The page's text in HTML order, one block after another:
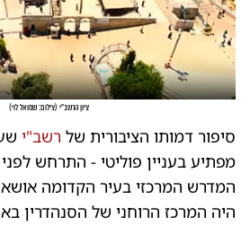
ציון הרשב"י (צילום: שמואל לוי)
סיפור דמותו הציבורית של רשב"י
המדרש המרכזי בעיר הקדומה אושא
היה המרכז הרוחני של הסנהדרין